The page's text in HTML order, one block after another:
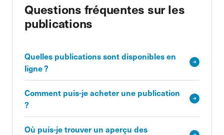
Questions fréquentes sur les
publications
Quelles publications sont disponibles en
ligne ?
Comment puis-je acheter une publication
?
Où puis-je trouver un aperçu des